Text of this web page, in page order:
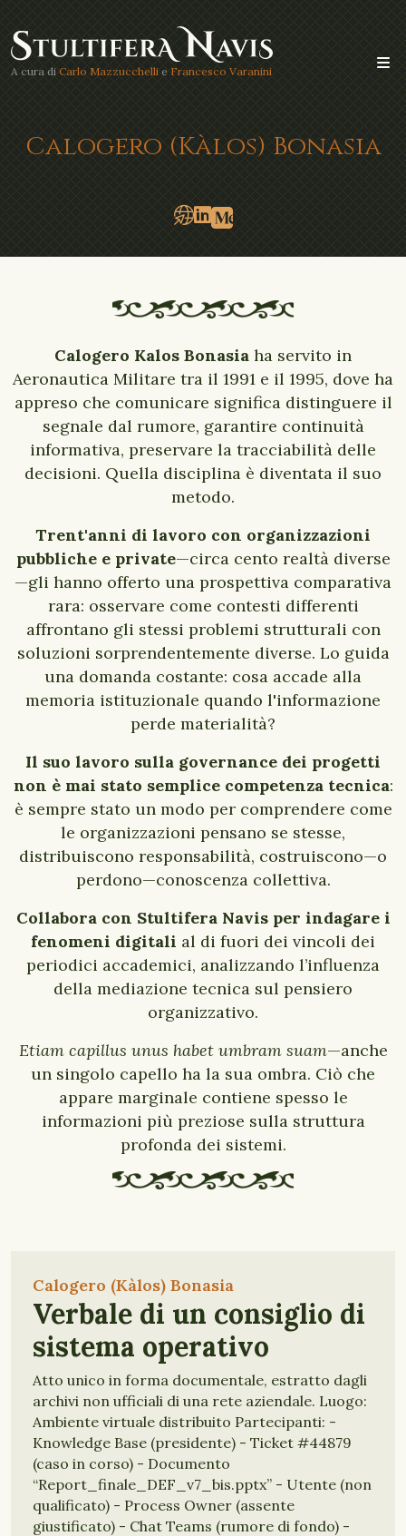
A cura di Carlo Mazzucchelli e Francesco Varanini
Calogero (Kàlos) Bonasia
Calogero Kalos Bonasia ha servito in
Aeronautica Militare tra il 1991 e il 1995, dove ha
appreso che comunicare significa distinguere il
segnale dal rumore, garantire continuità
informativa, preservare la tracciabilità delle
decisioni. Quella disciplina è diventata il suo
metodo.
Trent'anni di lavoro con organizzazioni
pubbliche e private—circa cento realtà diverse
—gli hanno offerto una prospettiva comparativa
rara: osservare come contesti differenti
affrontano gli stessi problemi strutturali con
soluzioni sorprendentemente diverse. Lo guida
una domanda costante: cosa accade alla
memoria istituzionale quando l'informazione
perde materialità?
Il suo lavoro sulla governance dei progetti
non è mai stato semplice competenza tecnica:
è sempre stato un modo per comprendere come
le organizzazioni pensano se stesse,
distribuiscono responsabilità, costruiscono—o
perdono—conoscenza collettiva.
Collabora con Stultifera Navis per indagare i
fenomeni digitali al di fuori dei vincoli dei
periodici accademici, analizzando l’influenza
della mediazione tecnica sul pensiero
organizzativo.
Etiam capillus unus habet umbram suam—anche
un singolo capello ha la sua ombra. Ciò che
appare marginale contiene spesso le
informazioni più preziose sulla struttura
profonda dei sistemi.
Calogero (Kàlos) Bonasia
Verbale di un consiglio di
sistema operativo
Atto unico in forma documentale, estratto dagli
archivi non ufficiali di una rete aziendale. Luogo:
Ambiente virtuale distribuito Partecipanti: -
Knowledge Base (presidente) - Ticket #44879
(caso in corso) - Documento
“Report_finale_DEF_v7_bis.pptx” - Utente (non
qualificato) - Process Owner (assente
giustificato) - Chat Teams (rumore di fondo) -